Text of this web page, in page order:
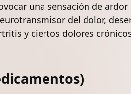
una sensación de ardor
del dolor,
y ciertos dolores